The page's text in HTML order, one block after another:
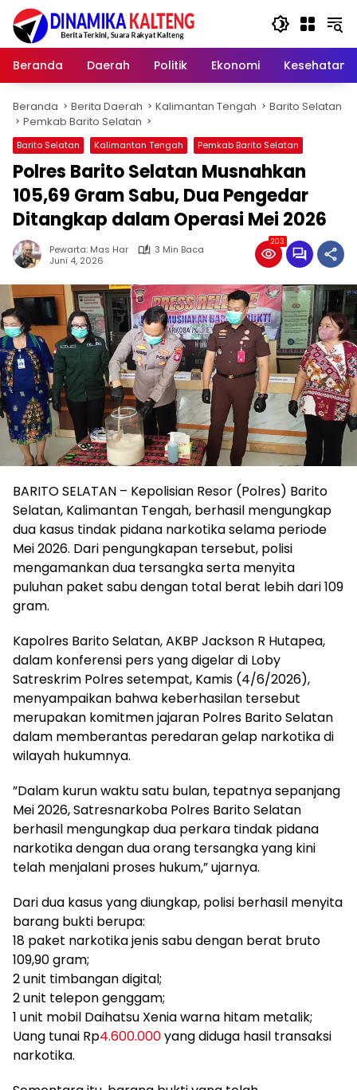
Langsung
konten
Beranda
Daerah Politik Ekonomi Kesehatan
Beranda Berita Daerah Kalimantan Tengah
Barito Selatan
Pemkab Barito Selatan
Barito Selatan Kalimantan Tengah Pemkab Barito Selatan
Polres Barito Selatan Musnahkan
105,69 Gram Sabu, Dua Pengedar
Ditangkap dalam Operasi Mei 2026
Pewarta: Mas Har
3 Min Baca
Juni 4, 2026
203
BARITO SELATAN – Kepolisian Resor (Polres) Barito
Selatan, Kalimantan Tengah, berhasil mengungkap
dua kasus tindak pidana narkotika selama periode
Mei 2026. Dari pengungkapan tersebut, polisi
mengamankan dua tersangka serta menyita
puluhan paket sabu dengan total berat lebih dari 109
gram.
‎‎Kapolres Barito Selatan, AKBP Jackson R Hutapea,
dalam konferensi pers yang digelar di Loby
Satreskrim Polres setempat, Kamis (4/6/2026),
menyampaikan bahwa keberhasilan tersebut
merupakan komitmen jajaran Polres Barito Selatan
dalam memberantas peredaran gelap narkotika di
wilayah hukumnya.
‎”Dalam kurun waktu satu bulan, tepatnya sepanjang
Mei 2026, Satresnarkoba Polres Barito Selatan
berhasil mengungkap dua perkara tindak pidana
narkotika dengan dua orang tersangka yang kini
telah menjalani proses hukum,” ujarnya.
‎Dari dua kasus yang diungkap, polisi berhasil menyita
barang bukti berupa:
18 paket narkotika jenis sabu dengan berat bruto
109,90 gram;
2 unit timbangan digital;
2 unit telepon genggam;
1 unit mobil Daihatsu Xenia warna hitam metalik;
Uang tunai Rp4.600.000yang diduga hasil transaksi
narkotika.